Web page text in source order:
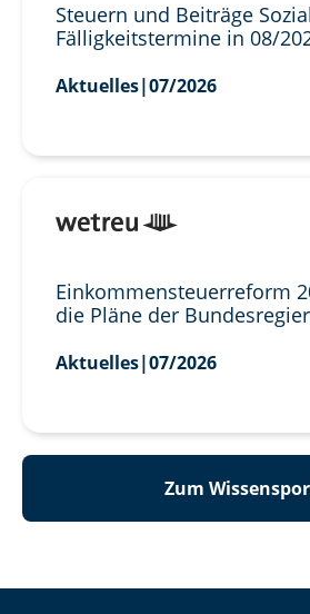
Steuern und Beiträge
Fälligkeitstermine in 08/
Aktuelles|07/2026
Einkommensteuerreform
die Pläne der
Aktuelles|07/2026
Zum